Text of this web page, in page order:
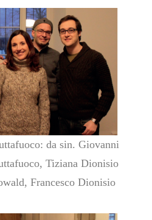
da sin. Giovanni
Tiziana Dionisio
Francesco Dionisio